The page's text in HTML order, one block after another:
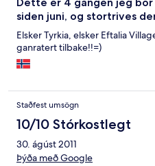
siden juni, og stortrives
Elsker Tyrkia, elsker Eftalia
ganratert tilbake!!=)
Staðfest umsögn
10/10 Stórkostlegt
30. ágúst 2011
Þýða með Google